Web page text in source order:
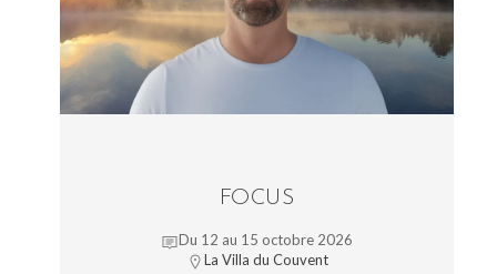
FOCUS
Du 12 au 15 octobre 2026
La Villa du Couvent